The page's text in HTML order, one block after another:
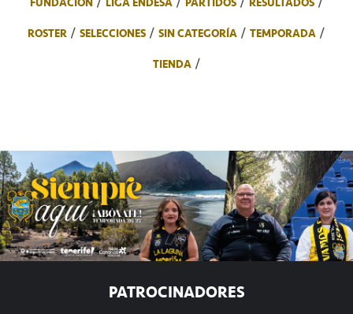
ROSTER
SELECCIONES SIN CATEGORÍA
TEMPORADA
TIENDA
PATROCINADORES